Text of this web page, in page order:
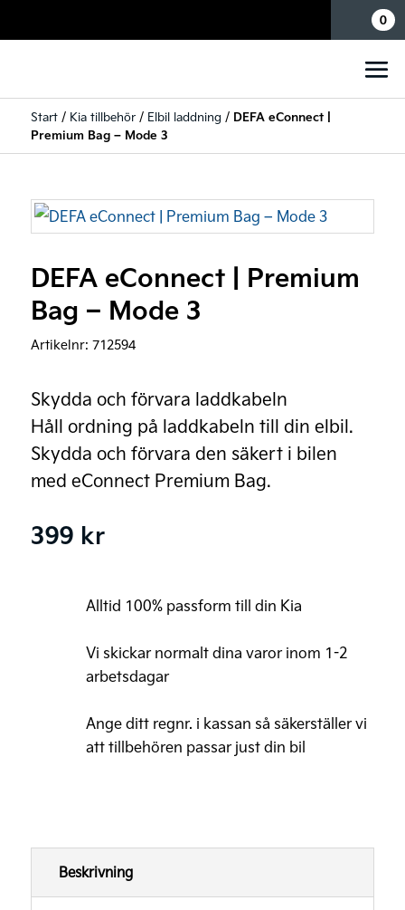
0
Start/ Kia tillbehör/ Elbil laddning / DEFA eConnect |
Premium Bag – Mode 3
DEFA eConnect | Premium
Bag – Mode 3
Artikelnr: 712594
Skydda och förvara laddkabeln
Håll ordning på laddkabeln till din elbil.
Skydda och förvara den säkert i bilen
med eConnect Premium Bag.
399 kr
Alltid 100% passform till din Kia
Vi skickar normalt dina varor inom 1-2
arbetsdagar
Ange ditt regnr. i kassan så säkerställer vi
att tillbehören passar just din bil
Beskrivning